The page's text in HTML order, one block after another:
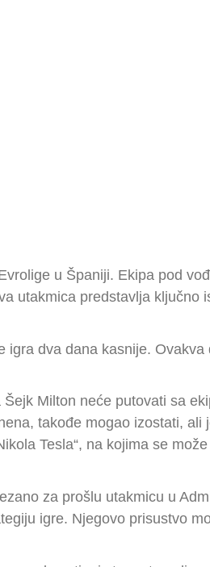
u Španiji. Ekipa pod
utakmica predstavlja ključno
dva dana kasnije. Ovakva
Milton neće putovati sa
takođe mogao izostati, ali
Tesla“, na kojima se
za prošlu utakmicu u
igre. Njegovo prisustvo